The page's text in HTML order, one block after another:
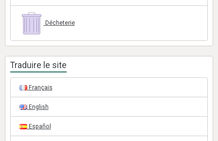
Décheterie
Traduire le site
Français
English
Español